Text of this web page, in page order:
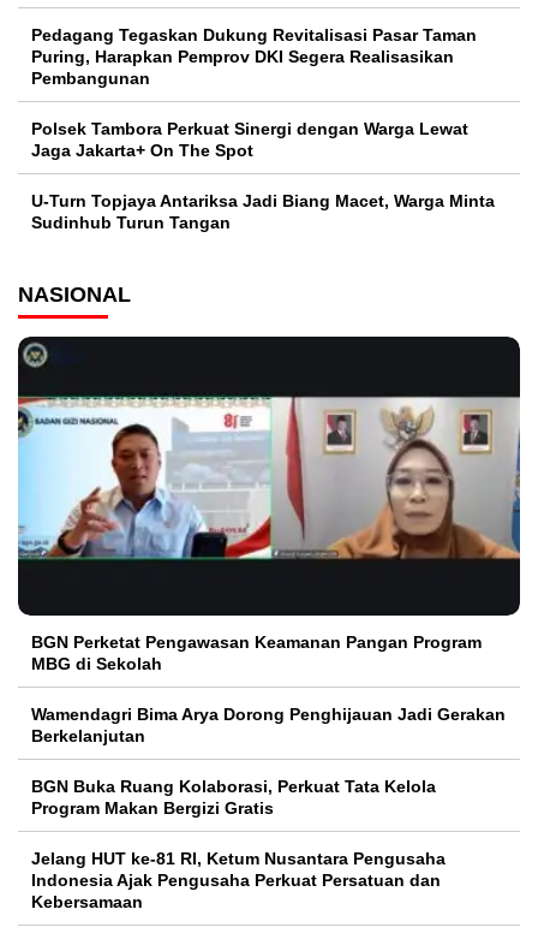
Pedagang Tegaskan Dukung Revitalisasi Pasar Taman
Puring, Harapkan Pemprov DKI Segera Realisasikan
Pembangunan
Polsek Tambora Perkuat Sinergi dengan Warga Lewat
Jaga Jakarta+ On The Spot
U-Turn Topjaya Antariksa Jadi Biang Macet, Warga Minta
Sudinhub Turun Tangan
NASIONAL
BGN Perketat Pengawasan Keamanan Pangan Program
MBG di Sekolah
Wamendagri Bima Arya Dorong Penghijauan Jadi Gerakan
Berkelanjutan
BGN Buka Ruang Kolaborasi, Perkuat Tata Kelola
Program Makan Bergizi Gratis
Jelang HUT ke-81 RI, Ketum Nusantara Pengusaha
Indonesia Ajak Pengusaha Perkuat Persatuan dan
Kebersamaan